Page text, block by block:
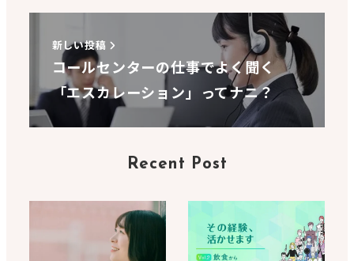
新しい投稿
コールセンターの仕事でよく聞く
「エスカレーション」ってナニ？
Recent Post